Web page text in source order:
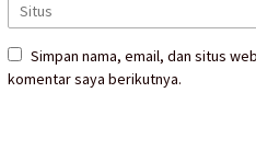
Simpan nama, email, dan situs
komentar saya berikutnya.